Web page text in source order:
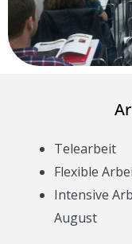
Telearbeit
Flexible
Intensive
August